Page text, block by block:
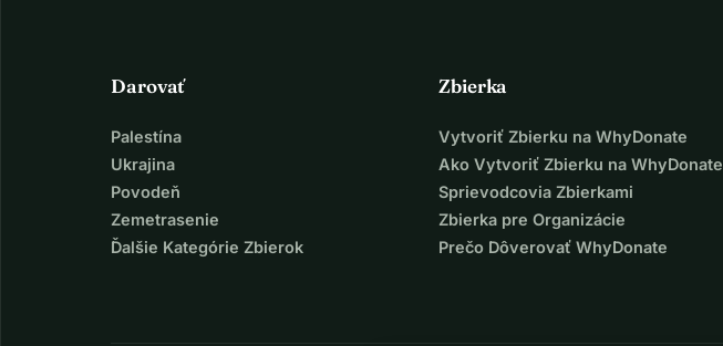
Darovať
Palestína
Ukrajina
Povodeň
Zemetrasenie
Ďalšie Kategórie Zbierok
Zbierka
Vytvoriť Zbierku na WhyDonate
Ako Vytvoriť Zbierku na WhyDonate
Sprievodcovia Zbierkami
Zbierka pre Organizácie
Prečo Dôverovať WhyDonate